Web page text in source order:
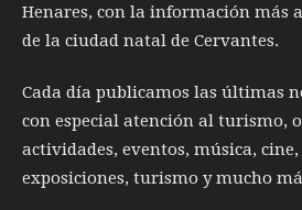
Henares, con la información más
de la ciudad natal de Cervantes.
Cada día publicamos las últimas
con especial atención al turismo,
actividades, eventos, música,
exposiciones, turismo y mucho